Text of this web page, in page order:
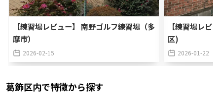
【練習場レビュー】 南野ゴルフ練習場（多
摩市）
2026-02-15
【練習場レビ
区)
2026-01-22
葛飾区内で特徴から探す